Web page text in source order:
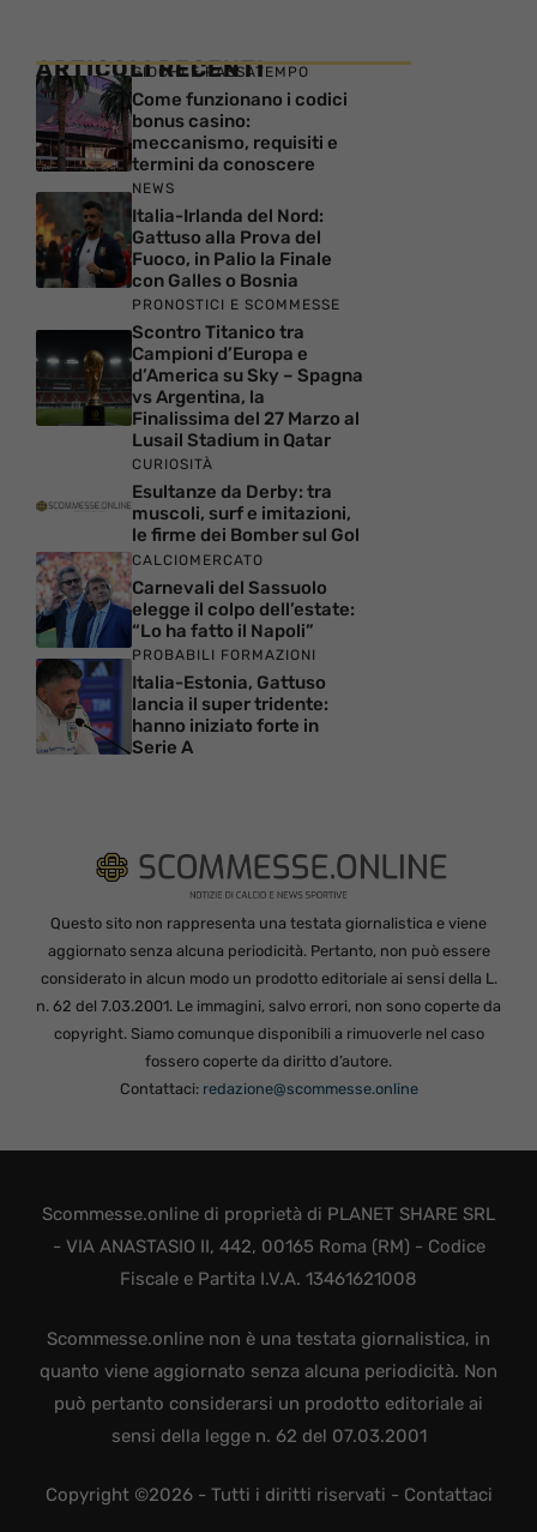
ARTICOLI RECENTI
GIOCHI E PASSATEMPO
Come funzionano i codici
bonus casino:
meccanismo, requisiti e
termini da conoscere
NEWS
Italia-Irlanda del Nord:
Gattuso alla Prova del
Fuoco, in Palio la Finale
con Galles o Bosnia
PRONOSTICI E SCOMMESSE
Scontro Titanico tra
Campioni d’Europa e
d’America su Sky – Spagna
vs Argentina, la
Finalissima del 27 Marzo al
Lusail Stadium in Qatar
CURIOSITÀ
Esultanze da Derby: tra
muscoli, surf e imitazioni,
le firme dei Bomber sul Gol
CALCIOMERCATO
Carnevali del Sassuolo
elegge il colpo dell’estate:
“Lo ha fatto il Napoli”
PROBABILI FORMAZIONI
Italia-Estonia, Gattuso
lancia il super tridente:
hanno iniziato forte in
Serie A
Questo sito non rappresenta una testata giornalistica e viene
aggiornato senza alcuna periodicità. Pertanto, non può essere
considerato in alcun modo un prodotto editoriale ai sensi della L.
n. 62 del 7.03.2001. Le immagini, salvo errori, non sono coperte da
copyright. Siamo comunque disponibili a rimuoverle nel caso
fossero coperte da diritto d’autore.
Contattaci: redazione@scommesse.online
Scommesse.online di proprietà di PLANET SHARE SRL
- VIA ANASTASIO II, 442, 00165 Roma (RM) - Codice
Fiscale e Partita I.V.A. 13461621008
Scommesse.online non è una testata giornalistica, in
quanto viene aggiornato senza alcuna periodicità. Non
può pertanto considerarsi un prodotto editoriale ai
sensi della legge n. 62 del 07.03.2001
Copyright ©2026 - Tutti i diritti riservati - Contattaci